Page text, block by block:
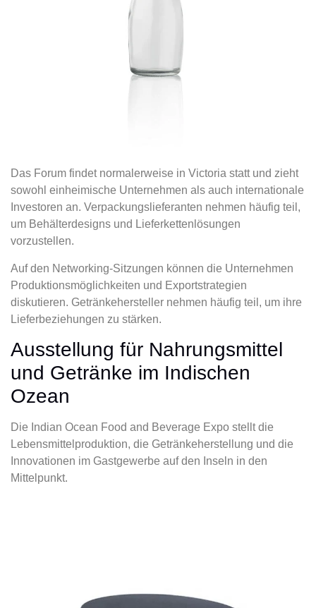
Das Forum findet normalerweise in Victoria statt und zieht
sowohl einheimische Unternehmen als auch internationale
Investoren an. Verpackungslieferanten nehmen häufig teil,
um Behälterdesigns und Lieferkettenlösungen
vorzustellen.
Auf den Networking-Sitzungen können die Unternehmen
Produktionsmöglichkeiten und Exportstrategien
diskutieren. Getränkehersteller nehmen häufig teil, um ihre
Lieferbeziehungen zu stärken.
Ausstellung für Nahrungsmittel
und Getränke im Indischen
Ozean
Die Indian Ocean Food and Beverage Expo stellt die
Lebensmittelproduktion, die Getränkeherstellung und die
Innovationen im Gastgewerbe auf den Inseln in den
Mittelpunkt.